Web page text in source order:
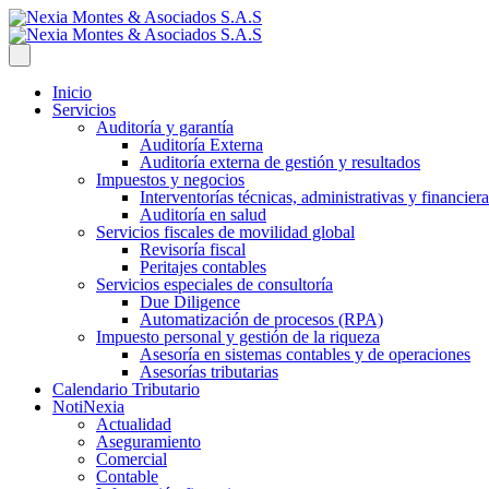
Inicio
Servicios
Auditoría y garantía
Auditoría Externa
Auditoría externa de gestión y resultados
Impuestos y negocios
Interventorías técnicas, administrativas y
Auditoría en salud
Servicios fiscales de movilidad global
Revisoría fiscal
Peritajes contables
Servicios especiales de consultoría
Due Diligence
Automatización de procesos (RPA)
Impuesto personal y gestión de la riqueza
Asesoría en sistemas contables y de operaciones
Asesorías tributarias
Calendario Tributario
NotiNexia
Actualidad
Aseguramiento
Comercial
Contable